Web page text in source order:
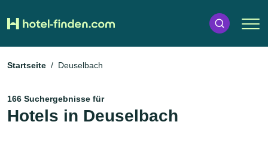
Startseite Deuselbach
166 Suchergebnisse für
Hotels in Deuselbach